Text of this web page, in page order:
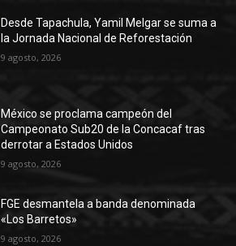
Desde Tapachula, Yamil Melgar se suma a
la Jornada Nacional de Reforestación
9 agosto, 2026
México se proclama campeón del
Campeonato Sub20 de la Concacaf tras
derrotar a Estados Unidos
9 agosto, 2026
FGE desmantela a banda denominada
«Los Barretos»
9 agosto, 2026